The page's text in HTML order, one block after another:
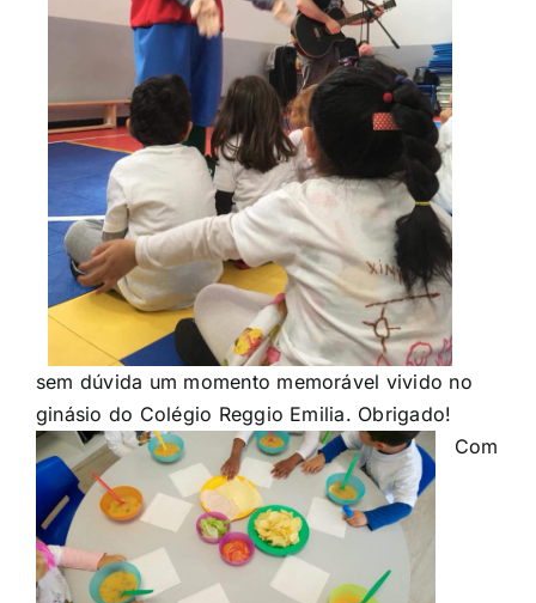
sem dúvida um momento memorável vivido no
ginásio do Colégio Reggio Emilia. Obrigado!
Com